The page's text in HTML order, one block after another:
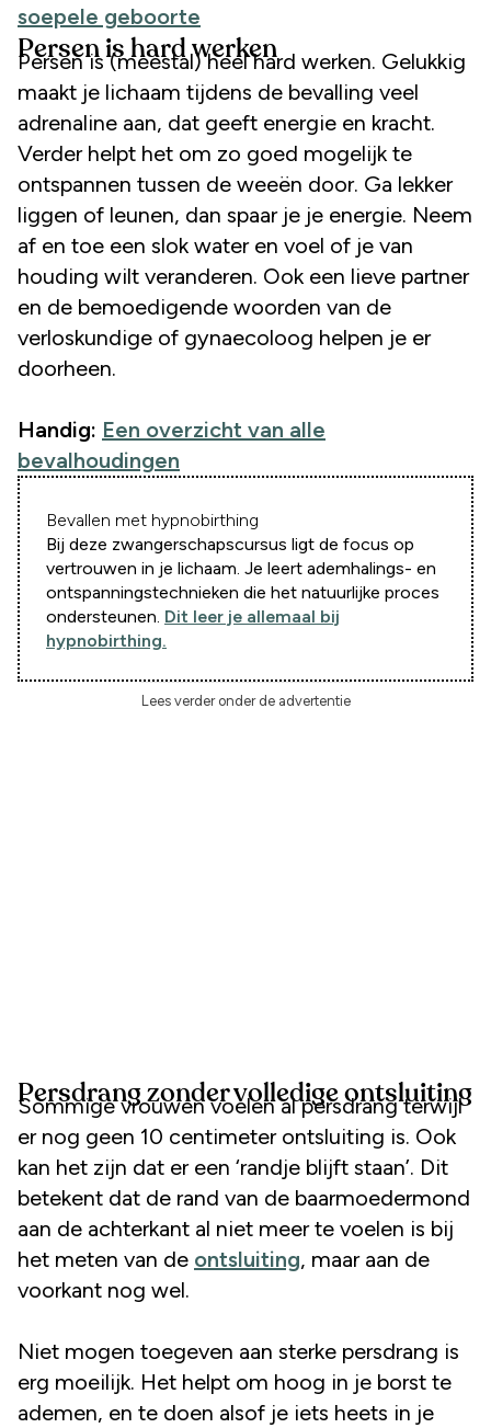
soepele geboorte
Persen is hard werken
Persen is (meestal) heel hard werken. Gelukkig
maakt je lichaam tijdens de bevalling veel
adrenaline aan, dat geeft energie en kracht.
Verder helpt het om zo goed mogelijk te
ontspannen tussen de weeën door. Ga lekker
liggen of leunen, dan spaar je je energie. Neem
af en toe een slok water en voel of je van
houding wilt veranderen. Ook een lieve partner
en de bemoedigende woorden van de
verloskundige of gynaecoloog helpen je er
doorheen.
Handig: Een overzicht van alle
bevalhoudingen
Bevallen met hypnobirthing
Bij deze zwangerschapscursus ligt de focus op
vertrouwen in je lichaam. Je leert ademhalings- en
ontspanningstechnieken die het natuurlijke proces
ondersteunen. Dit leer je allemaal bij
hypnobirthing.
Lees verder onder de advertentie
Persdrang zonder volledige ontsluiting
Sommige vrouwen voelen al persdrang terwijl
er nog geen 10 centimeter ontsluiting is. Ook
kan het zijn dat er een ‘randje blijft staan’. Dit
betekent dat de rand van de baarmoedermond
aan de achterkant al niet meer te voelen is bij
het meten van de ontsluiting, maar aan de
voorkant nog wel.
Niet mogen toegeven aan sterke persdrang is
erg moeilijk. Het helpt om hoog in je borst te
ademen, en te doen alsof je iets heets in je